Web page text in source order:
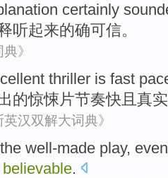
certainly
听起来的确可信。
》
thriller is fast
的惊悚片节奏快 且 真
英汉双解大词典》
the well-made play, even
believable.